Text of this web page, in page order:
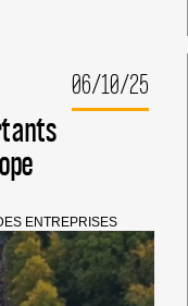
06/10/25
ENTREPRISES